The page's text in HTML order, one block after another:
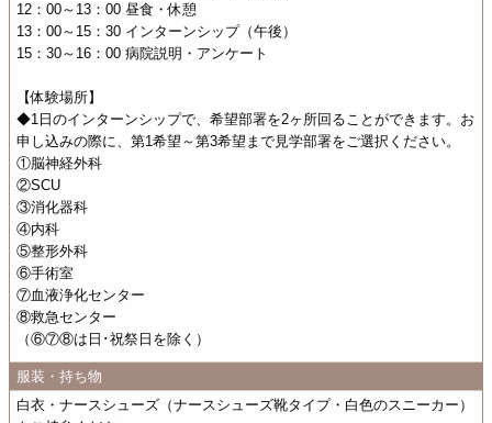
12：00～13：00 昼食・休憩
13：00～15：30 インターンシップ（午後）
15：30～16：00 病院説明・アンケート
【体験場所】
◆1日のインターンシップで、希望部署を2ヶ所回ることができます。お
申し込みの際に、第1希望～第3希望まで見学部署をご選択ください。
①脳神経外科
②SCU
③消化器科
④内科
⑤整形外科
⑥手術室
⑦血液浄化センター
⑧救急センター
（⑥⑦⑧は日･祝祭日を除く）
服装・持ち物
白衣・ナースシューズ（ナースシューズ靴タイプ・白色のスニーカー）